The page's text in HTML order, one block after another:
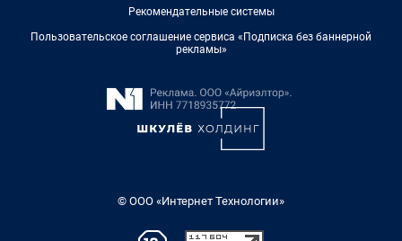
Рекомендательные системы
Пользовательское соглашение сервиса «Подписка без баннерной
рекламы»
© ООО «Интернет Технологии»